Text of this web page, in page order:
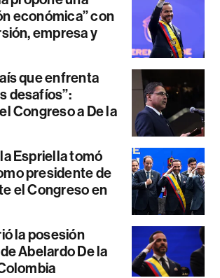
económica” con
empresa y
que enfrenta
desafíos”:
Congreso a De la
Espriella tomó
presidente de
el Congreso en
la posesión
Abelardo De la